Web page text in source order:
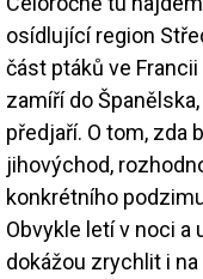
osídlující region
část ptáků ve
zamíří do
předjaří. O tom, zda
jihovýchod,
konkrétního
Obvykle letí v noci
dokážou zrychlit i